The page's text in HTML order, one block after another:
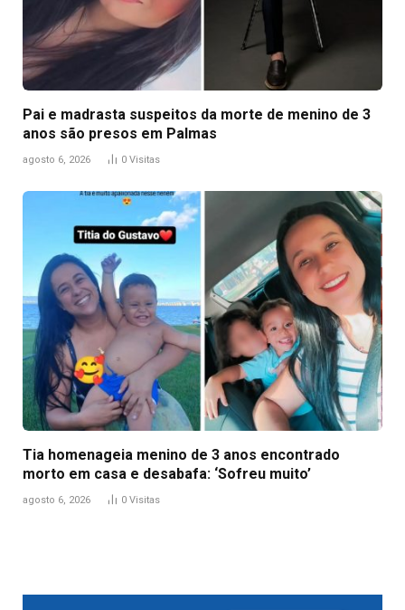
Pai e madrasta suspeitos da morte de menino de 3
anos são presos em Palmas
agosto 6, 2026 0 Visitas
Tia homenageia menino de 3 anos encontrado
morto em casa e desabafa: ‘Sofreu muito’
agosto 6, 2026 0 Visitas